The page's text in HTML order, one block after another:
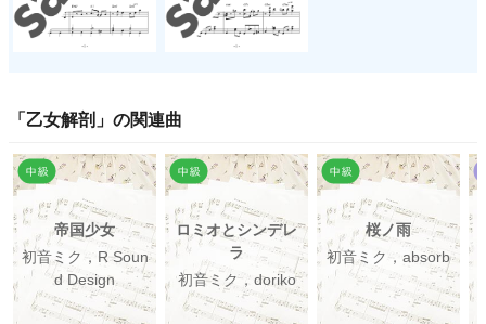
「 乙女解剖 」の関連曲
帝国少女
初音ミク，R Soun
d Design
ロミオとシンデレ
ラ
初音ミク，doriko
桜ノ雨
初音ミク，absorb